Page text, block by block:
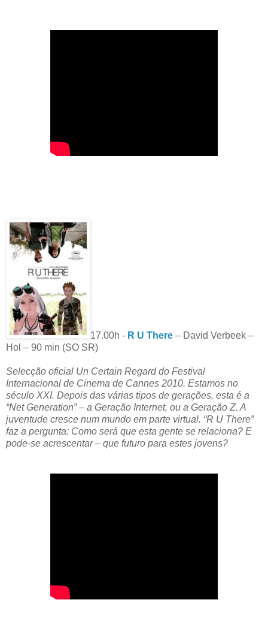
17.00h - R U There – David Verbeek –
Hol – 90 min (SO SR)
Selecção oficial Un Certain Regard do Festival
Internacional de Cinema de Cannes 2010. Estamos no
século XXI. Depois das várias tipos de gerações, esta é a
“Net Generation” – a Geração Internet, ou a Geração Z. A
juventude cresce num mundo em parte virtual. “R U There”
faz a pergunta: Como será que esta gente se relaciona? E
pode-se acrescentar – que futuro para estes jovens?